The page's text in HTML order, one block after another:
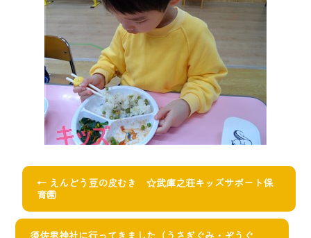
← えんどう豆の皮むき ☆武庫之荘キッズサポート保
育園